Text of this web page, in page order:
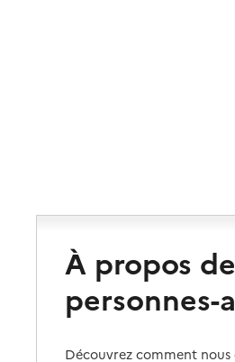
À propos
personnes-
Découvrez comment